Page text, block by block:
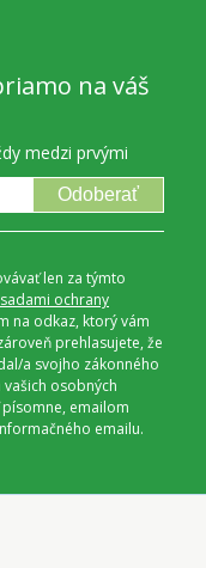
na váš
medzi prvými
Odoberať
len za týmto
ochrany
na odkaz, ktorý vám
prehlasujete, že
a svojho zákonného
osobných
emailom
emailu.